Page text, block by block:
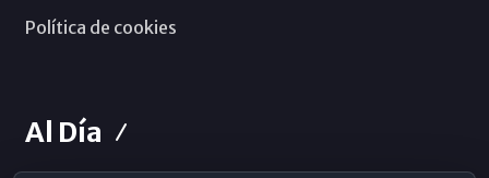
Política de cookies
Al Día